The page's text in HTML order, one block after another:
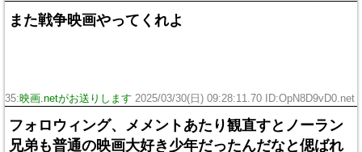
また戦争映画やってくれよ
35:映画.netがお送りします 2025/03/30(日) 09:28:11.70 ID:OpN8D9vD0.net
フォロウィング、メメントあたり観直すとノーラン
兄弟も普通の映画大好き少年だったんだなと偲ばれ